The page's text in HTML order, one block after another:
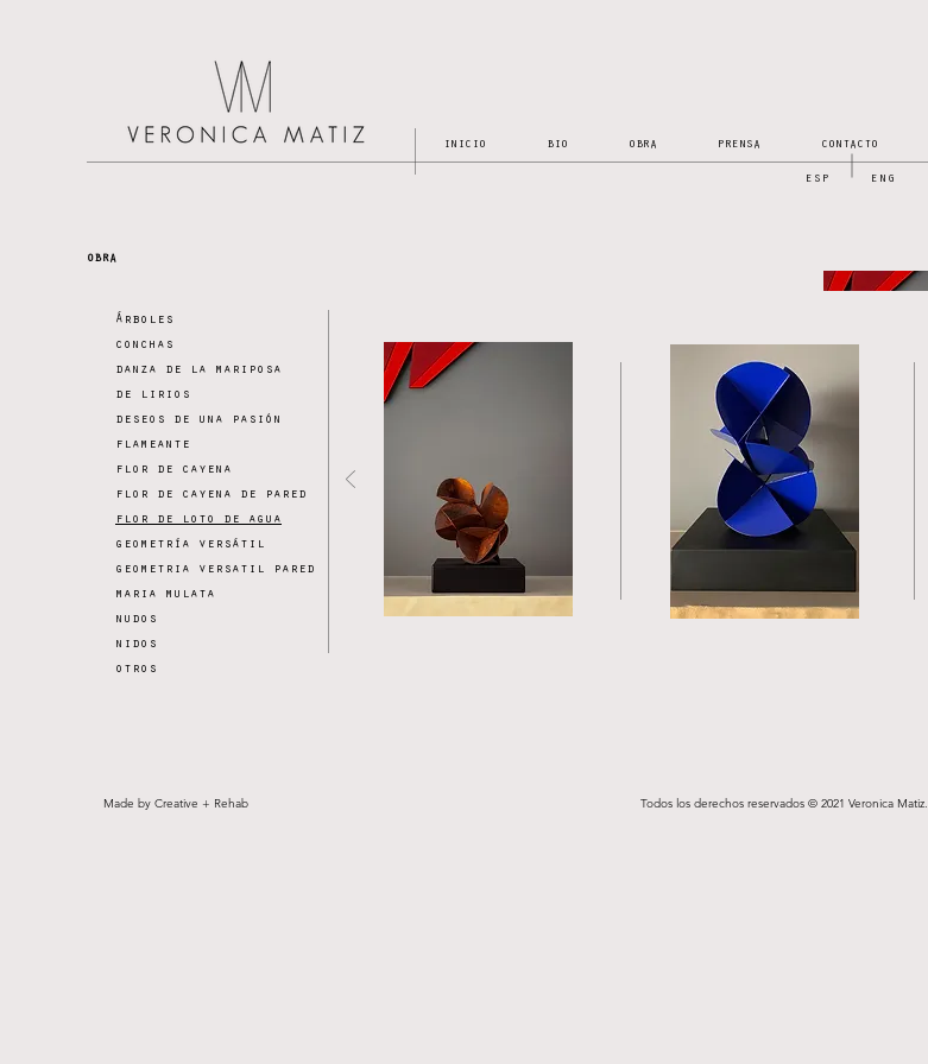
INICIO BIO OBRA PRENSA CONTACTO
ENG
ESP
OBRA
Árboles
conchas
danza de la mariposa
de lirios
deseos de una pasión
flameante
flor de cayena
flor de cayena de pared
flor de loto de agua
geometría versátil
geometria versatil pared
maria mulata
nudos
nidos
otros
Made by Creative + Rehab veringo123@gmail.com
Todos los derechos reservados © 2021 Veronica Matiz.